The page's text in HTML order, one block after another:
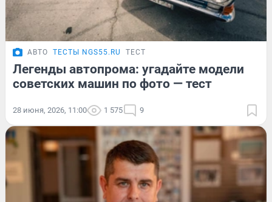
АВТО ТЕСТЫ NGS55.RU ТЕСТ
Легенды автопрома: угадайте модели
советских машин по фото — тест
28 июня, 2026, 11:00 1 575 9